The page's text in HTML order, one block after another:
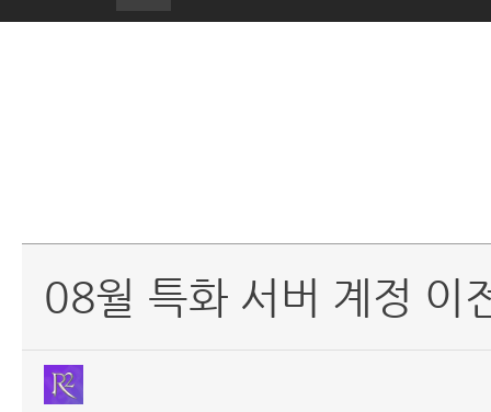
08월 특화 서버 계정 이